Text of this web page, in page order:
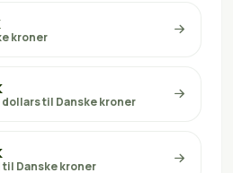
kroner
til Danske kroner
Danske kroner